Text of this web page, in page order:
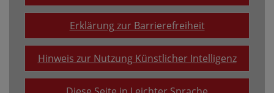
Erklärung zur Barrierefreiheit
Hinweis zur Nutzung Künstlicher Intelligenz